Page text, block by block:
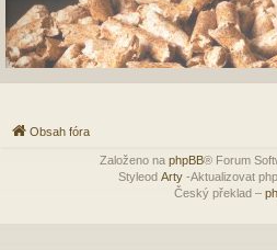
Obsah fóra
Založeno na phpBB® Forum
Styleod Arty-Aktualizovat
Český překlad –